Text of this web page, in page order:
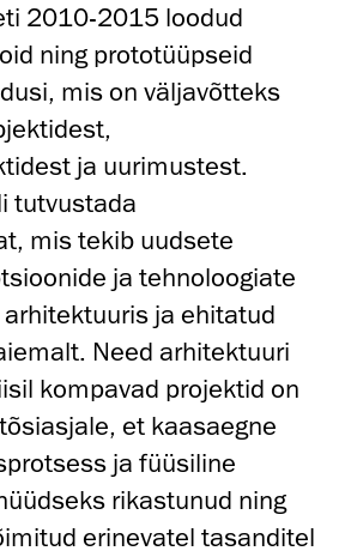
2010-2015 loodud
ning prototüüpseid
mis on väljavõtteks
ja uurimustest.
tutvustada
mis tekib uudsete
ja tehnoloogiate
ja ehitatud
Need arhitektuuri
kompavad projektid on
et kaasaegne
ja füüsiline
rikastunud ning
erinevatel tasanditel